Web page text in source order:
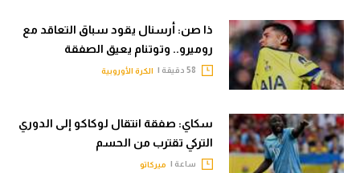
ذا صن: أرسنال يقود سباق التعاقد مع
روميرو.. وتوتنام يعيق الصفقة
الكرة الأوروبية
سكاي: صفقة انتقال لوكاكو إلى الدوري
التركي تقترب من الحسم
ساعة | ميركاتو